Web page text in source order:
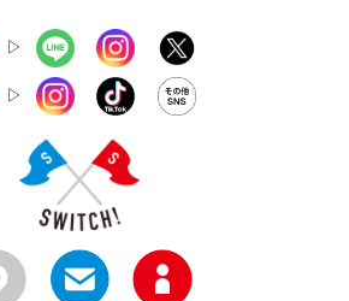
▷
▷